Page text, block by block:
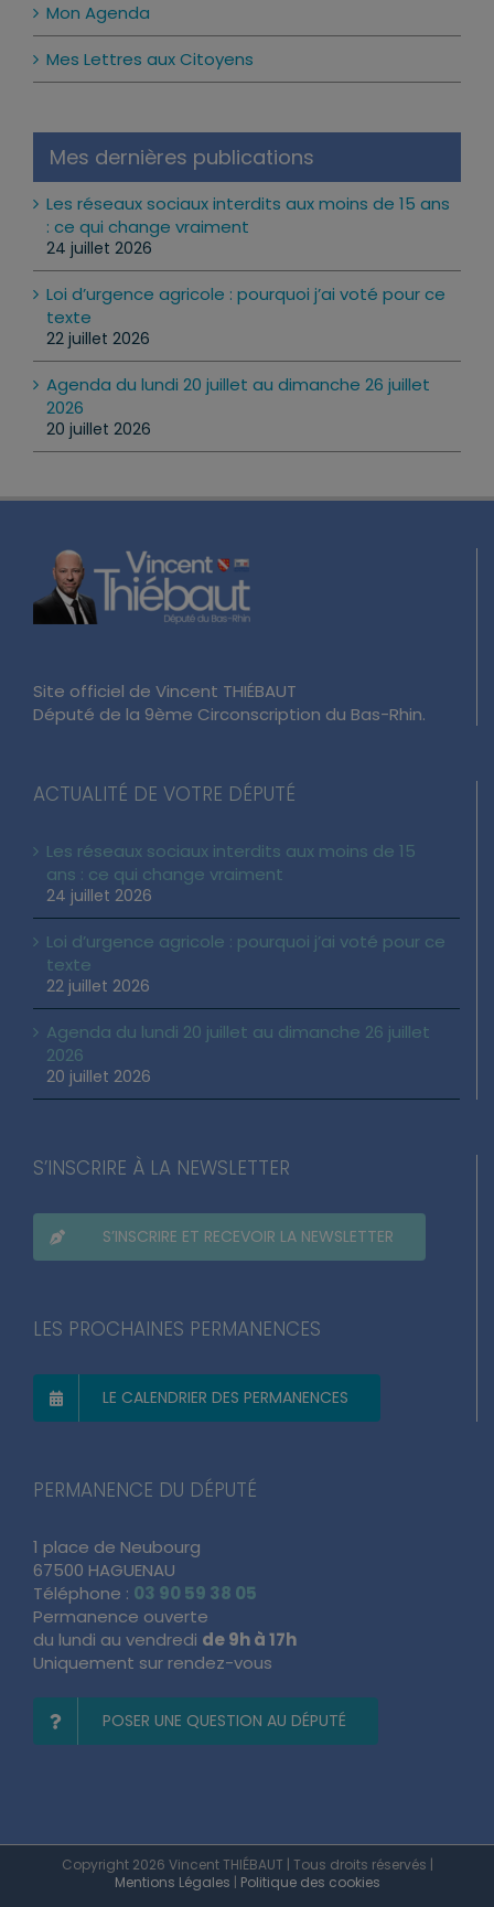
Mon Agenda
Mes Lettres aux Citoyens
Mes dernières publications
Les réseaux sociaux interdits aux moins de 15 ans
: ce qui change vraiment
24 juillet 2026
Loi d’urgence agricole : pourquoi j’ai voté pour ce
texte
22 juillet 2026
Agenda du lundi 20 juillet au dimanche 26 juillet
2026
20 juillet 2026
Site officiel de Vincent THIÉBAUT
Député de la 9ème Circonscription du Bas-Rhin.
ACTUALITÉ DE VOTRE DÉPUTÉ
Les réseaux sociaux interdits aux moins de 15
ans : ce qui change vraiment
24 juillet 2026
Loi d’urgence agricole : pourquoi j’ai voté pour ce
texte
22 juillet 2026
Agenda du lundi 20 juillet au dimanche 26 juillet
2026
20 juillet 2026
S’INSCRIRE À LA NEWSLETTER
S’INSCRIRE ET RECEVOIR LA NEWSLETTER
LES PROCHAINES PERMANENCES
LE CALENDRIER DES PERMANENCES
PERMANENCE DU DÉPUTÉ
1 place de Neubourg
67500 HAGUENAU
Téléphone : 03 90 59 38 05
Permanence ouverte
du lundi au vendredi de 9h à 17h
Uniquement sur rendez-vous
POSER UNE QUESTION AU DÉPUTÉ
Copyright 2026 Vincent THIÉBAUT | Tous droits réservés |
Mentions Légales | Politique des cookies